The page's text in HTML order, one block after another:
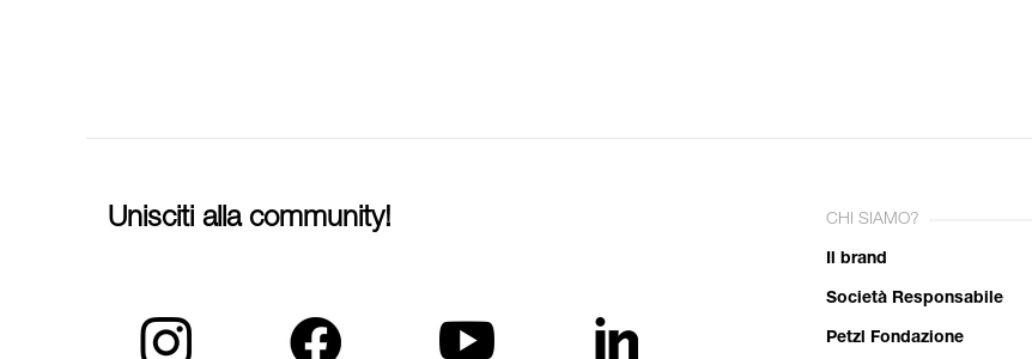
Unisciti alla community! CHI SIAMO?
Il brand
Società Responsabile
Petzl Fondazione